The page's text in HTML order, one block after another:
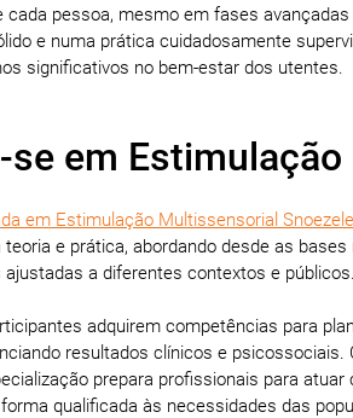
cada pessoa, mesmo em fases
e numa prática cuidadosamente
significativos no bem-estar dos utentes.
se em
em Estimulação Multissensorial
e prática, abordando desde as
a diferentes contextos e públicos.
adquirem competências para
resultados clínicos e
prepara profissionais para
qualificada às necessidades das